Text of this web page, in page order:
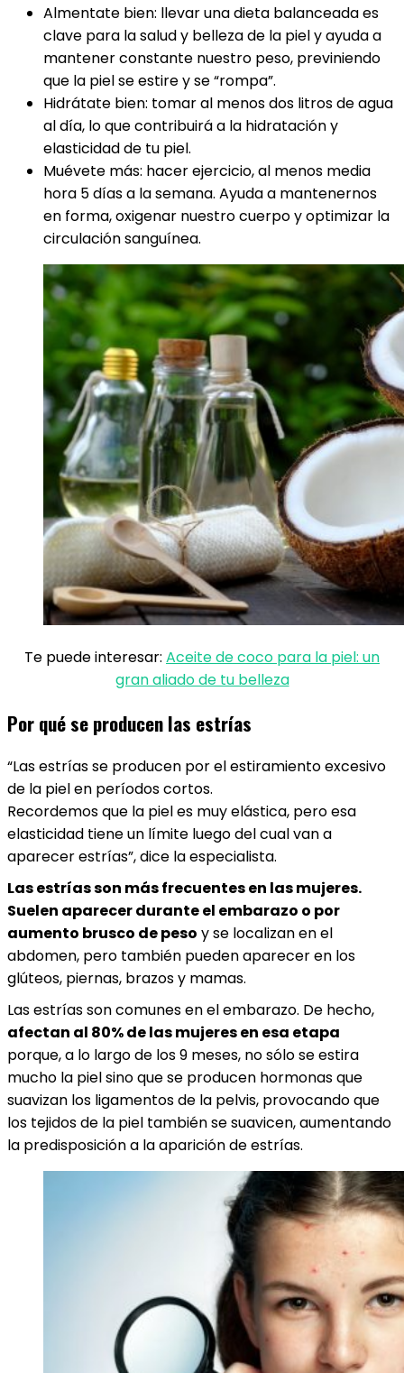
Almentate bien: llevar una dieta balanceada es
clave para la salud y belleza de la piel y ayuda a
mantener constante nuestro peso, previniendo
que la piel se estire y se “rompa”.
Hidrátate bien: tomar al menos dos litros de agua
al día, lo que contribuirá a la hidratación y
elasticidad de tu piel.
Muévete más: hacer ejercicio, al menos media
hora 5 días a la semana. Ayuda a mantenernos
en forma, oxigenar nuestro cuerpo y optimizar la
circulación sanguínea.
Te puede interesar: Aceite de coco para la piel: un
gran aliado de tu belleza
Por qué se producen las estrías
“Las estrías se producen por el estiramiento excesivo
de la piel en períodos cortos.
Recordemos que la piel es muy elástica, pero esa
elasticidad tiene un límite luego del cual van a
aparecer estrías”, dice la especialista.
Las estrías son más frecuentes en las mujeres.
Suelen aparecer durante el embarazo o por
aumento brusco de peso y se localizan en el
abdomen, pero también pueden aparecer en los
glúteos, piernas, brazos y mamas.
Las estrías son comunes en el embarazo. De hecho,
afectan al 80% de las mujeres en esa etapa
porque, a lo largo de los 9 meses, no sólo se estira
mucho la piel sino que se producen hormonas que
suavizan los ligamentos de la pelvis, provocando que
los tejidos de la piel también se suavicen, aumentando
la predisposición a la aparición de estrías.